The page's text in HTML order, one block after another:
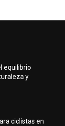
equilibrio
y
ciclistas en